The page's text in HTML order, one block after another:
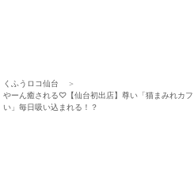
くふうロコ仙台
やーん癒される♡【仙台初出店】尊い「猫まみれカ
い」毎日吸い込まれる！？